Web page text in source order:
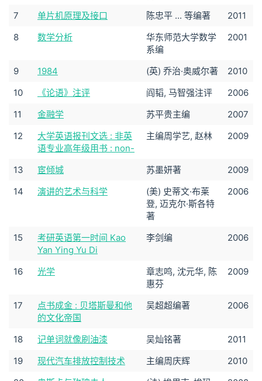
7 单片机原理及接口 陈忠平 ... 等编著
2011
8
数学分析
华东师范大学数学
系编
2001
9 1984 (英) 乔治·奥威尔著
2010
10
《论语》注评 阎韬, 马智强注评
2006
11
金融学 苏平贵主编
2007
12
大学英语报刊文选 : 非英
语专业高年级用书 : non-
主编周学艺, 赵林 2009
13 宦倾城 苏墨妍著
2009
14
演讲的艺术与科学
(美) 史蒂文·布莱
登, 迈克尔·斯各特
著
2006
15
考研英语第一时间 Kao
Yan Ying Yu Di
李剑编 2006
16 光学
章志鸣, 沈元华, 陈
惠芬
2009
17
点书成金 : 贝塔斯曼和他
的文化帝国
吴超超编著 2006
18 记单词就像刷油漆 吴灿铭著
2011
19
现代汽车排放控制技术 主编周庆辉
2010